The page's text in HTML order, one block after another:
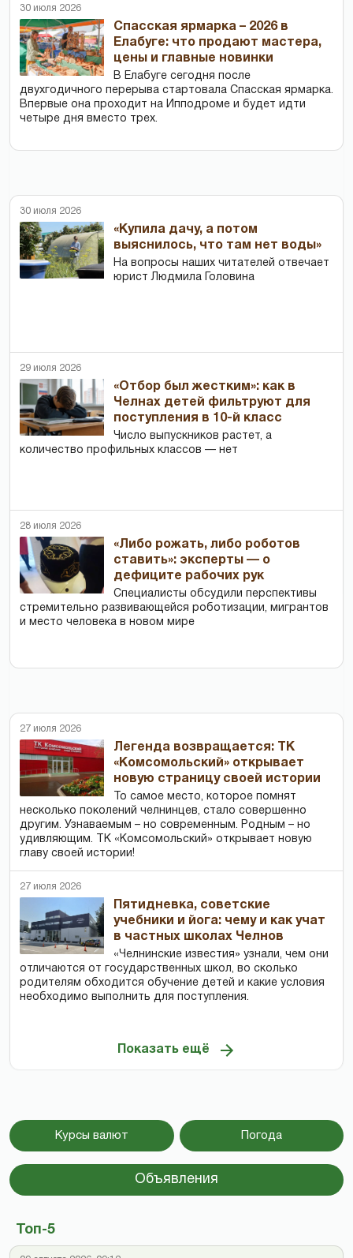
30 июля 2026
Спасская ярмарка – 2026 в
Елабуге: что продают мастера,
цены и главные новинки
В Елабуге сегодня после
двухгодичного перерыва стартовала Спасская ярмарка.
Впервые она проходит на Ипподроме и будет идти
четыре дня вместо трех.
30 июля 2026
«Купила дачу, а потом
выяснилось, что там нет воды»
На вопросы наших читателей отвечает
юрист Людмила Головина
29 июля 2026
«Отбор был жестким»: как в
Челнах детей фильтруют для
поступления в 10-й класс
Число выпускников растет, а
количество профильных классов — нет
28 июля 2026
«Либо рожать, либо роботов
ставить»: эксперты — о
дефиците рабочих рук
Специалисты обсудили перспективы
стремительно развивающейся роботизации, мигрантов
и место человека в новом мире
27 июля 2026
Легенда возвращается: ТК
«Комсомольский» открывает
новую страницу своей истории
То самое место, которое помнят
несколько поколений челнинцев, стало совершенно
другим. Узнаваемым – но современным. Родным – но
удивляющим. ТК «Комсомольский» открывает новую
главу своей истории!
27 июля 2026
Пятидневка, советские
учебники и йога: чему и как учат
в частных школах Челнов
«Челнинские известия» узнали, чем они
отличаются от государственных школ, во сколько
родителям обходится обучение детей и какие условия
необходимо выполнить для поступления.
Показать ещё
Курсы валют Погода
Объявления
Топ-5